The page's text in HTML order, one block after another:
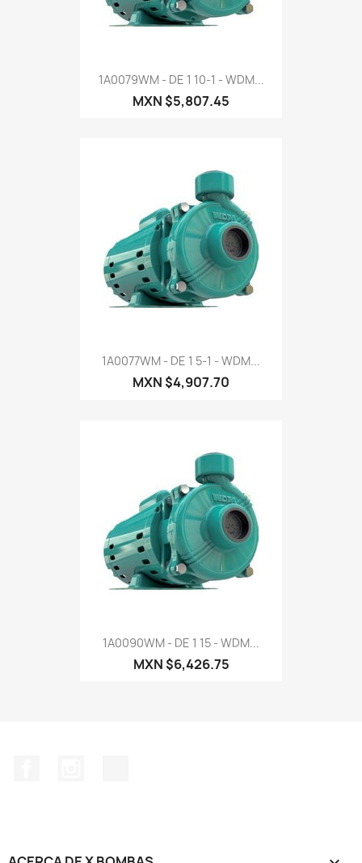
1A0079WM - DE 1 10-1 - WDM...
MXN $5,807.45
1A0077WM - DE 1 5-1 - WDM...
MXN $4,907.70
1A0090WM - DE 1 15 - WDM...
MXN $6,426.75